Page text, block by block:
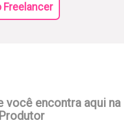
Freelancer
você encontra aqui na